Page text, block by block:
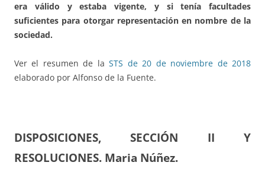
era válido y estaba vigente, y si tenía facultades
suficientes para otorgar representación en nombre de la
sociedad.
Ver el resumen de laSTS de 20 de noviembre de 2018
elaborado por Alfonso de la Fuente.
DISPOSICIONES, SECCIÓN II Y
RESOLUCIONES. Maria Núñez.